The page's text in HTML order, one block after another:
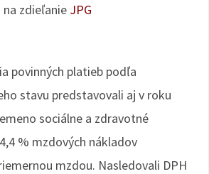
zdieľanie JPG
povinných platieb podľa
stavu predstavovali aj v roku
sociálne a zdravotné
% mzdových nákladov
mzdou. Nasledovali DPH